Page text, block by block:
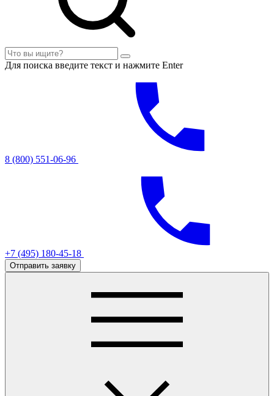
Для поиска введите текст и нажмите Enter
8 (800) 551-06-96
+7 (495) 180-45-18
Отправить заявку